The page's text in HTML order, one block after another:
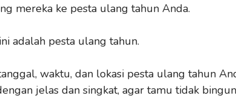
mereka ke pesta ulang tahun Anda.
adalah pesta ulang tahun.
waktu, dan lokasi pesta ulang tahun
jelas dan singkat, agar tamu tidak